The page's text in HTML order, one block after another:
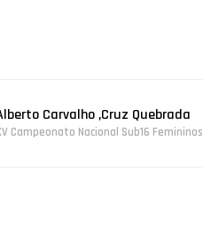
Carvalho ,Cruz Quebrada
Campeonato Nacional Sub16 Femininos